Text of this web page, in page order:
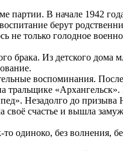
партии. В начале 1942
берут
не только голодное
брака. Из детского дома
воспоминания.
тральщике «Архангельск».
Незадолго до призыва
счастье и вышла
одиноко, без волнения,